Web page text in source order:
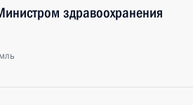
здравоохранения